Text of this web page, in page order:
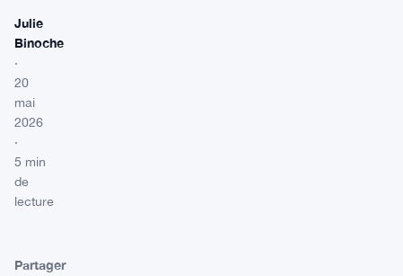
Julie
Binoche
·
20
mai
2026
·
5 min
de
lecture
Partager